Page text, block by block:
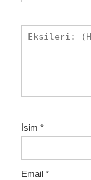
İsim *
Email *